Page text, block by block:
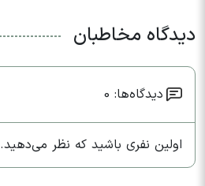
دیدگاه مخاطبان
دیدگاه‌ها: 0
اولین نفری باشید که نظر می‌دهید.